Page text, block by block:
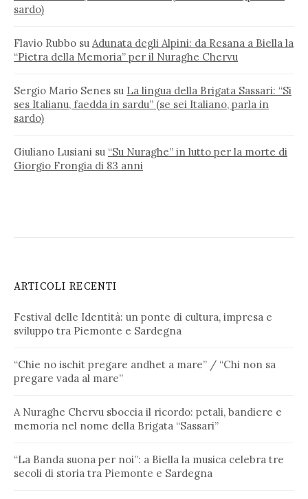
sardo)
Flavio Rubbo su Adunata degli Alpini: da Resana a Biella la
“Pietra della Memoria” per il Nuraghe Chervu
Sergio Mario Senes su La lingua della Brigata Sassari: “Si
ses Italianu, faedda in sardu” (se sei Italiano, parla in
sardo)
Giuliano Lusiani su “Su Nuraghe” in lutto per la morte di
Giorgio Frongia di 83 anni
ARTICOLI RECENTI
Festival delle Identità: un ponte di cultura, impresa e
sviluppo tra Piemonte e Sardegna
“Chie no ischit pregare andhet a mare” / “Chi non sa
pregare vada al mare”
A Nuraghe Chervu sboccia il ricordo: petali, bandiere e
memoria nel nome della Brigata “Sassari”
“La Banda suona per noi”: a Biella la musica celebra tre
secoli di storia tra Piemonte e Sardegna